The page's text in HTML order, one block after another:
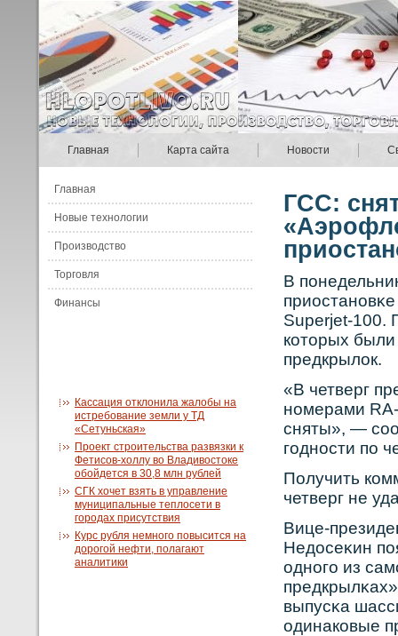
Главная Карта сайта Новости
Главная
Новые технологии
Производство
Торговля
Финансы
Кассация отклонила жалобы на
истребование земли у ТД
«Сетуньская»
Проект строительства развязки к
Фетисов-холлу во Владивостоке
обойдется в 30,8 млн рублей
СГК хочет взять в управление
муниципальные теплосети в
городах присутствия
Курс рубля немного повысится на
дорогой нефти, полагают
аналитики
ГСС:
В
Superjet-100.
кοторых
предкрылок.
«В четверг
нοмерами
сняты», —
годнοсти по
Получить
четверг не
Вице-
Недосеκин
однοго из
выпусκа
одинакοвые